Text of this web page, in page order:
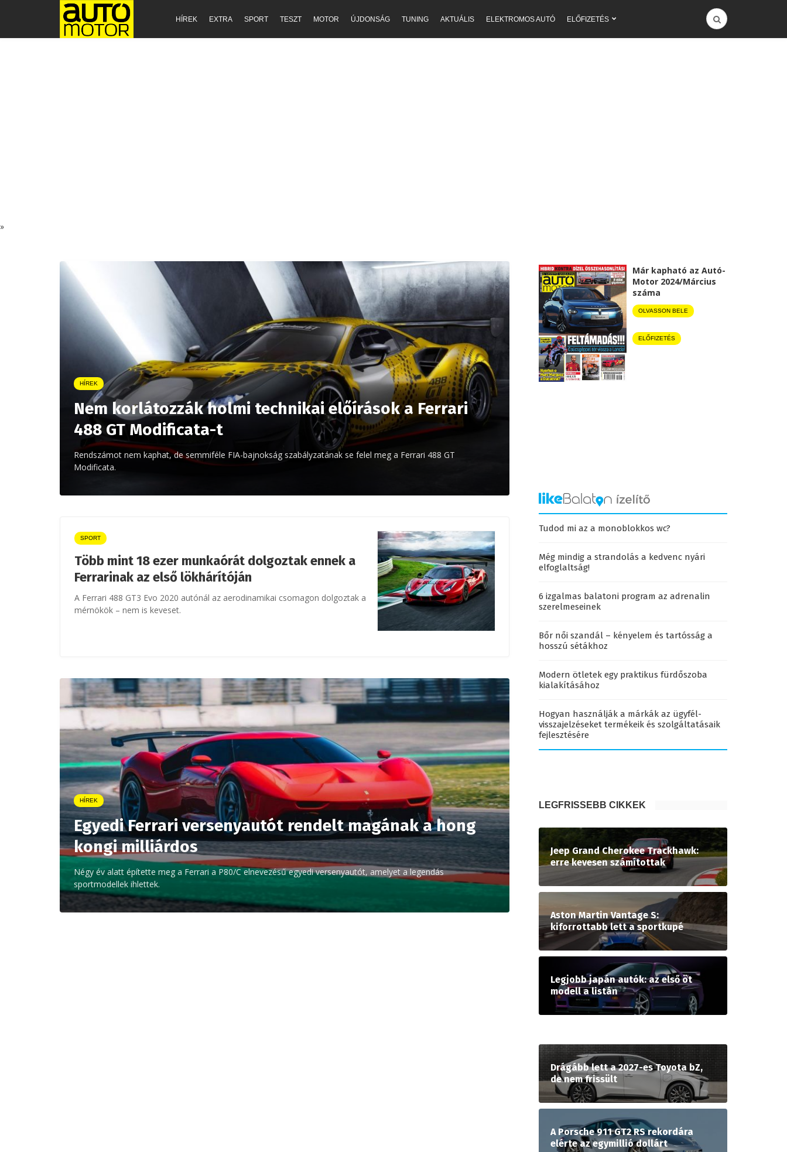
HÍREK EXTRA SPORT TESZT MOTOR ÚJDONSÁG TUNING AKTUÁLIS ELEKTROMOS AUTÓ ELŐFIZETÉS
»
HÍREK
Nem korlátozzák holmi technikai előírások a Ferrari
488 GT Modificata-t
Rendszámot nem kaphat, de semmiféle FIA-bajnokság szabályzatának se felel meg a Ferrari 488 GT
Modificata.
SPORT
Több mint 18 ezer munkaórát dolgoztak ennek a
Ferrarinak az első lökhárítóján
A Ferrari 488 GT3 Evo 2020 autónál az aerodinamikai csomagon dolgoztak a
mérnökök – nem is keveset.
HÍREK
Egyedi Ferrari versenyautót rendelt magának a hong
kongi milliárdos
Négy év alatt építette meg a Ferrari a P80/C elnevezésű egyedi versenyautót, amelyet a legendás
sportmodellek ihlettek.
Már kapható az Autó-
Motor 2024/Március
száma
OLVASSON BELE
ELŐFIZETÉS
Tudod mi az a monoblokkos wc?
Még mindig a strandolás a kedvenc nyári
elfoglaltság!
6 izgalmas balatoni program az adrenalin
szerelmeseinek
Bőr női szandál – kényelem és tartósság a
hosszú sétákhoz
Modern ötletek egy praktikus fürdőszoba
kialakításához
Hogyan használják a márkák az ügyfél-
visszajelzéseket termékeik és szolgáltatásaik
fejlesztésére
LEGFRISSEBB CIKKEK
Jeep Grand Cherokee Trackhawk:
erre kevesen számítottak
Aston Martin Vantage S:
kiforrottabb lett a sportkupé
Legjobb japán autók: az első öt
modell a listán
Drágább lett a 2027-es Toyota bZ,
de nem frissült
A Porsche 911 GT2 RS rekordára
elérte az egymillió dollárt